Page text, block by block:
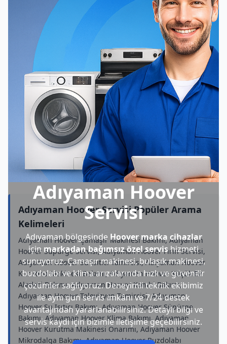
Adıyaman Hoover
Servisi
Adıyaman bölgesinde Hoover marka cihazlar
içinmarkadan bağımsız özel servishizmeti
sunuyoruz. Çamaşır makinesi, bulaşık makinesi,
buzdolabı ve klima arızalarında hızlı ve güvenilir
çözümler sağlıyoruz. Deneyimli teknik ekibimiz
ile aynı gün servis imkânı ve 7/24 destek
avantajından yararlanabilirsiniz. Detaylı bilgi ve
servis kaydı için bizimle iletişime geçebilirsiniz.
Adıyaman Hoover Servisi Popüler Arama
Kelimeleri
Adıyaman Hoover Çamaşır Makinesi Bakımı, Adıyaman
Hoover Süpürge Servisi, Adıyaman Hoover Fırın Servisi,
Adıyaman Hoover Su Isıtıcı Tamircisi, Adıyaman Hoover
Kurutma Makinesi Bakımı, Adıyaman Hoover Küçük Ev
Aletleri Bakımı, Adıyaman Hoover Kombi Bakımı,
Adıyaman Hoover Televizyon Tamircisi, Adıyaman
Hoover Su Isıtıcı Bakımı, Adıyaman Hoover Süpürge
Bakımı, Adıyaman Hoover Klima Bakımı, Adıyaman
Hoover Kurutma Makinesi Onarımı, Adıyaman Hoover
Mikrodalga Bakımı, Adıyaman Hoover Buzdolabı